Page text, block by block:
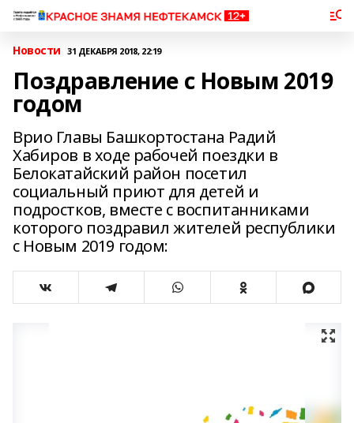
Новости 31 ДЕКАБРЯ 2018, 22:19
Поздравление с Новым 2019
годом
Врио Главы Башкортостана Радий
Хабиров в ходе рабочей поездки в
Белокатайский район посетил
социальный приют для детей и
подростков, вместе с воспитанниками
которого поздравил жителей республики
с Новым 2019 годом: